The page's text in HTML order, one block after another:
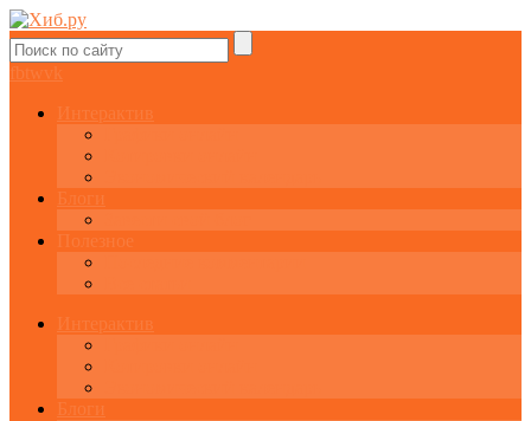
fbtw vk
Интерактив
Блоги
Полезное
Интерактив
Блоги